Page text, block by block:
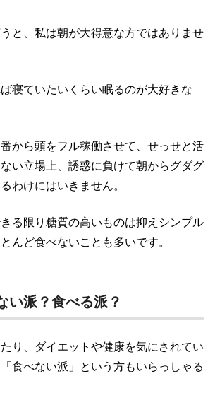
と、私は朝が大得意な方ではありませ
寝ていたいくらい眠るのが大好きな
から頭をフル稼働させて、せっせと活
い立場上、誘惑に負けて朝からグダグ
わけにはいきません。
る限り糖質の高いものは抑えシンプル
んど食べないことも多いです。
い派？食べる派？
り、ダイエットや健康を気にされてい
食べない派」という方もいらっしゃる